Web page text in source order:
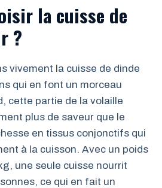
la cuisse de
?
vivement la cuisse de dinde
qui en font un morceau
cette partie de la volaille
plus de saveur que le
en tissus conjonctifs qui
à la cuisson. Avec un poids
une seule cuisse nourrit
ce qui en fait un